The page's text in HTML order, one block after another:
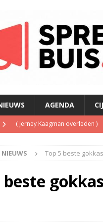
AGENDA
( Jerney Kaagman overleden )
(Spotify brengt
Disney overweegt gratis
NPO-manager Menno de
NIEUWS Top 5 beste
beste